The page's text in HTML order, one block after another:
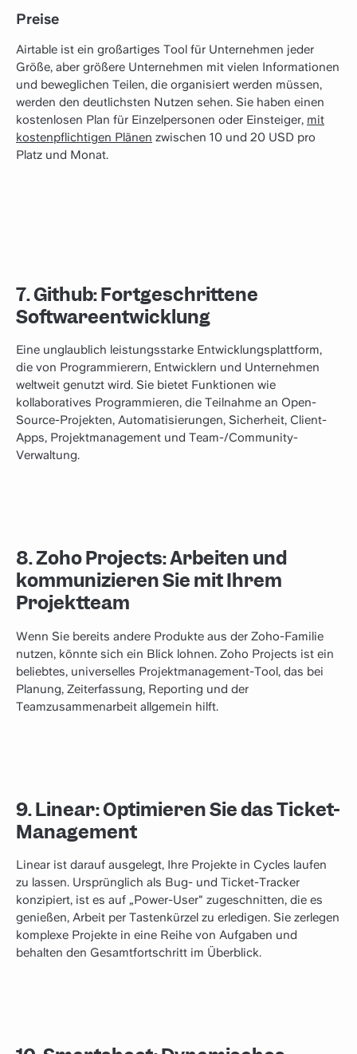
Preise
Airtable ist ein großartiges Tool für Unternehmen jeder
Größe, aber größere Unternehmen mit vielen Informationen
und beweglichen Teilen, die organisiert werden müssen,
werden den deutlichsten Nutzen sehen. Sie haben einen
kostenlosen Plan für Einzelpersonen oder Einsteiger, mit
kostenpflichtigen Plänen zwischen 10 und 20 USD pro
Platz und Monat.
7. Github: Fortgeschrittene
Softwareentwicklung
Eine unglaublich leistungsstarke Entwicklungsplattform,
die von Programmierern, Entwicklern und Unternehmen
weltweit genutzt wird. Sie bietet Funktionen wie
kollaboratives Programmieren, die Teilnahme an Open-
Source-Projekten, Automatisierungen, Sicherheit, Client-
Apps, Projektmanagement und Team-/Community-
Verwaltung.
8. Zoho Projects: Arbeiten und
kommunizieren Sie mit Ihrem
Projektteam
Wenn Sie bereits andere Produkte aus der Zoho-Familie
nutzen, könnte sich ein Blick lohnen. Zoho Projects ist ein
beliebtes, universelles Projektmanagement-Tool, das bei
Planung, Zeiterfassung, Reporting und der
Teamzusammenarbeit allgemein hilft.
9. Linear: Optimieren Sie das Ticket-
Management
‍Linear ist darauf ausgelegt, Ihre Projekte in Cycles laufen
zu lassen. Ursprünglich als Bug- und Ticket-Tracker
konzipiert, ist es auf „Power-User" zugeschnitten, die es
genießen, Arbeit per Tastenkürzel zu erledigen. Sie zerlegen
komplexe Projekte in eine Reihe von Aufgaben und
behalten den Gesamtfortschritt im Überblick.